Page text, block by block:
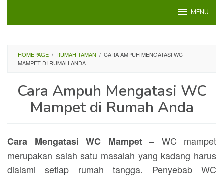
MENU
HOMEPAGE / RUMAH TAMAN / CARA AMPUH MENGATASI WC
MAMPET DI RUMAH ANDA
Cara Ampuh Mengatasi WC
Mampet di Rumah Anda
Cara Mengatasi WC Mampet– WC mampet
merupakan salah satu masalah yang kadang harus
dialami setiap rumah tangga. Penyebab WC